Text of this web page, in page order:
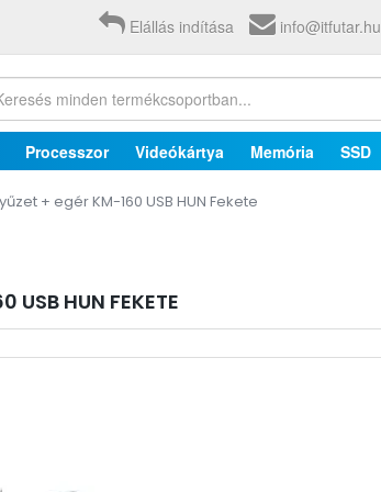
Elállás indítása info@itfutar.hu
Processzor Videókártya Memória SSD
+ egér KM-160 USB HUN Fekete
USB HUN FEKETE